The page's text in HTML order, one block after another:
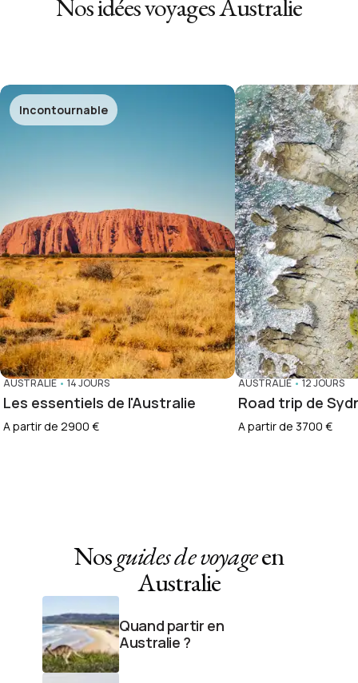
Nos idées voyagesAustralie
Incontournable
AUSTRALIE•14 JOURS
Les essentiels de l'Australie
A partir de 2900 €
AUSTRALIE•12 JOURS
Road trip de
A partir de 3700 €
Nosguides de voyageen
Australie
Quand partir en
Australie ?